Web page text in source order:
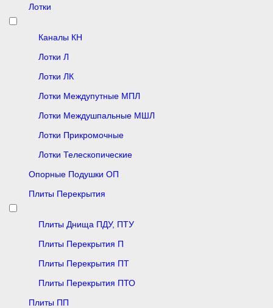
Лотки
Каналы КН
Лотки Л
Лотки ЛК
Лотки Междупутные МПЛ
Лотки Междушпальные МШЛ
Лотки Прикромочные
Лотки Телескопические
Опорные Подушки ОП
Плиты Перекрытия
Плиты Днища ПДУ, ПТУ
Плиты Перекрытия П
Плиты Перекрытия ПТ
Плиты Перекрытия ПТО
Плиты ПП